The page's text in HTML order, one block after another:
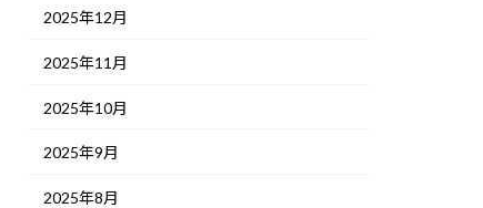
2025年12月
2025年11月
2025年10月
2025年9月
2025年8月